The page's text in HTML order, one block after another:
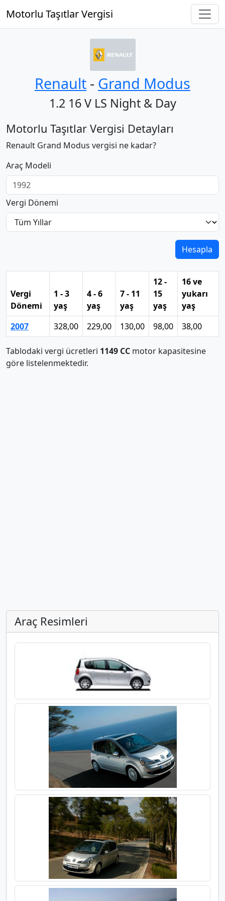
Motorlu Taşıtlar Vergisi
Renault ‐ Grand Modus
1.2 16 V LS Night & Day
Motorlu Taşıtlar Vergisi Detayları
Renault Grand Modus vergisi ne kadar?
Araç Modeli
Vergi Dönemi
Hesapla
Vergi
Dönemi
1 - 3
yaş
4 - 6
yaş
7 - 11
yaş
12 -
15
yaş
16 ve
yukarı
yaş
2007
328,00 229,00 130,00 98,00 38,00
Tablodaki vergi ücretleri 1149 CC motor kapasitesine
göre listelenmektedir.
Araç Resimleri